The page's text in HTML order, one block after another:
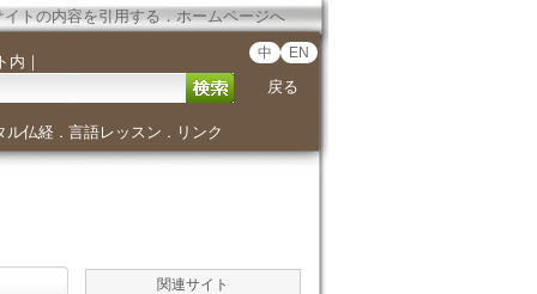
イトの内容を引用する．ホームページへ
内 ｜ 中 EN
戻る
ル仏経． 言語レッスン ． リンク
関連サイト